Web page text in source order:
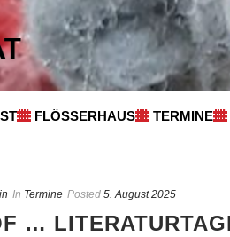
FLÖSSERHAUS TERMINE
In Termine Posted 5. August 2025
…